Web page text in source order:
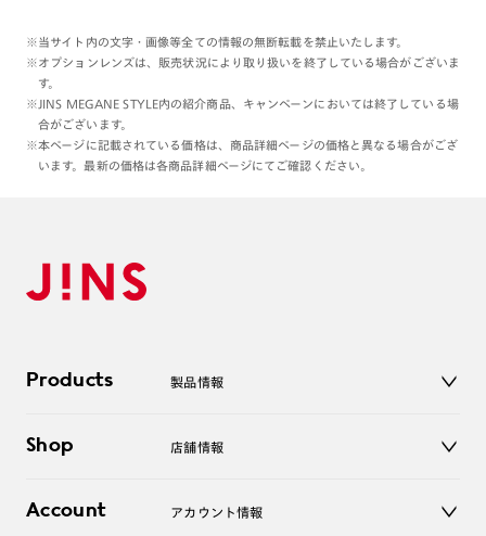
この色バランスは210番ゴールド
ならではのものです、
ぜひ各店舗のスタッフと
ご相談いただきながら、
当フレームでの眼鏡・サングラス作製を
お楽しみくださいませ☺️
理翔/rishang
※当サイト内の文字・画像等全ての情報の無断転載を禁止いたします。
※オプションレンズは、販売状況により取り扱いを終了している場合がございま
す。
※JINS MEGANE STYLE内の紹介商品、キャンペーンにおいては終了している場
合がございます。
※本ページに記載されている価格は、商品詳細ページの価格と異なる場合がござ
います。最新の価格は各商品詳細ページにてご確認ください。
Products 製品情報
サングラス
コンタクトレンズ
Shop 店舗情報
オンラインショップ
Account アカウント情報